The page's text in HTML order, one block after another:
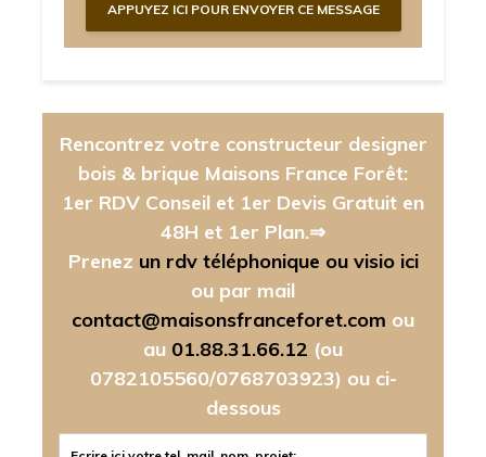
Rencontrez votre constructeur designer
bois & brique Maisons France Forêt:
1er RDV Conseil et 1er Devis Gratuit en
48H et 1er Plan.⇒
Prenez un rdv téléphonique ou visio ici
ou par mail
contact@maisonsfranceforet.com ou
au 01.88.31.66.12 (ou
0782105560/0768703923) ou ci-
dessous